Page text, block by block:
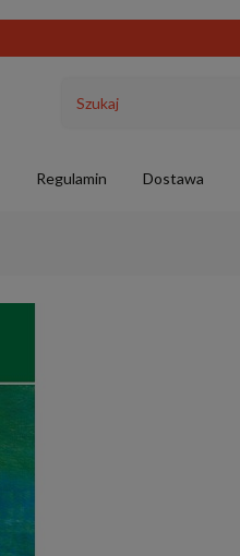
Regulamin Dostawa